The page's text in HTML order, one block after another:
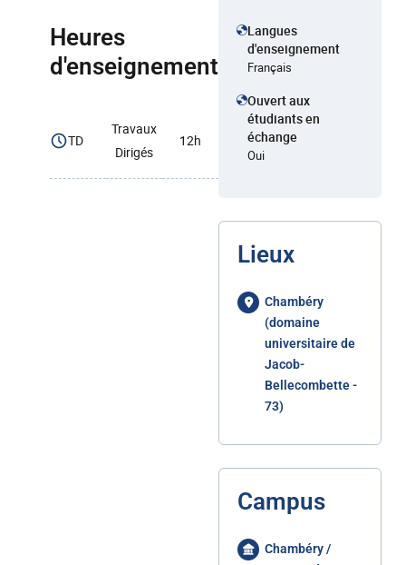
Heures
d'enseignement
TD
Travaux
Dirigés
12h
Langues
d'enseignement
Français
Ouvert aux
étudiants en
échange
Oui
Lieux
Chambéry
(domaine
universitaire de
Jacob-
Bellecombette -
73)
Campus
Chambéry /